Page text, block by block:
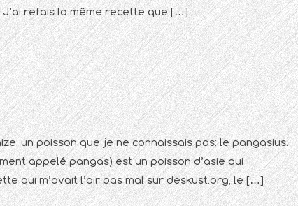
J’ai refais la même recette que […]
un poisson que je ne connaissais pas: le pangasius.
appelé pangas) est un poisson d’asie qui
qui m’avait l’air pas mal sur deskust.org, le […]